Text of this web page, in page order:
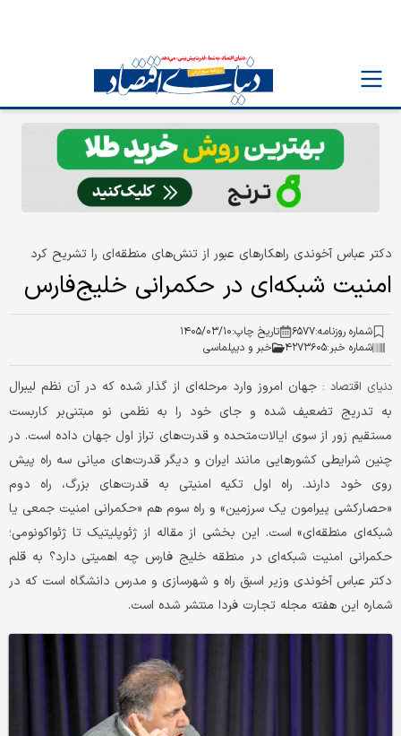
دکتر عباس آخوندی راهکارهای عبور از تنش‌های منطقه‌ای را تشریح کرد
امنیت شبکه‌ای در حکمرانی خلیج‌فارس
شماره روزنامه:۶۵۷۷ تاریخ چاپ:۱۴۰۵/۰۳/۱۰
شماره خبر:۴۲۷۳۶۰۵ خبر و دیپلماسی
دنیای اقتصاد : جهان امروز وارد مرحله‌ای از گذار شده که در آن نظم لیبرال
به تدریج تضعیف شده و جای خود را به نظمی نو مبتنی‌بر کاربست
مستقیم زور از سوی ایالات‌متحده و قدرت‌های تراز اول جهان داده است. در
چنین شرایطی کشورهایی مانند ایران و دیگر قدرت‌های میانی سه راه پیش
روی خود دارند. راه اول تکیه امنیتی به قدرت‌های بزرگ، راه دوم
«حصارکشی پیرامون یک سرزمین» و راه سوم هم «حکمرانی امنیت جمعی یا
شبکه‌ای منطقه‌ای» است. این بخشی از مقاله از ژئوپلیتیک تا ژئواکونومی؛
حکمرانی امنیت شبکه‌ای در منطقه خلیج فارس چه اهمیتی دارد؟ به قلم
دکتر عباس آخوندی وزیر اسبق راه و شهرسازی و مدرس دانشگاه است که در
شماره این هفته مجله تجارت فردا منتشر شده است.